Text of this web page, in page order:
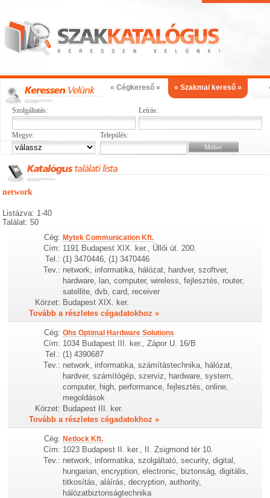
« Cégkereső » « Szakmai kereső »
Szolgáltatás: Leírás:
Megye: Település:
network
Listázva: 1-40
Találat: 50
Cég: Mytek Communication Kft.
Cím: 1191 Budapest XIX. ker., Üllői út. 200.
Tel.: (1) 3470446, (1) 3470446
Tev.: network, informatika, hálózat, hardver, szoftver,
hardware, lan, computer, wireless, fejlesztés, router,
satellite, dvb, card, receiver
Körzet: Budapest XIX. ker.
Tovább a részletes cégadatokhoz »
Cég: Ohs Optimal Hardware Solutions
Cím: 1034 Budapest III. ker., Zápor U. 16/B
Tel.: (1) 4390687
Tev.: network, informatika, számítástechnika, hálózat,
hardver, számítógép, szerviz, hardware, system,
computer, high, performance, fejlesztés, online,
megoldások
Körzet: Budapest III. ker.
Tovább a részletes cégadatokhoz »
Cég: Netlock Kft.
Cím: 1023 Budapest II. ker., II. Zsigmond tér 10.
Tev.: network, informatika, szolgáltató, security, digital,
hungarian, encryption, electronic, biztonság, digitális,
titkosítás, aláírás, decryption, authority,
hálózatbiztonságtechnika